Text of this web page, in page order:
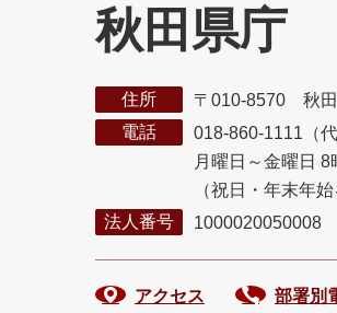
秋田県庁
住所
〒010-8570 秋田
電話
018-860-1111（代
月曜日～金曜日
（祝日・年末年始
法人番号
1000020050008
アクセス 部署別